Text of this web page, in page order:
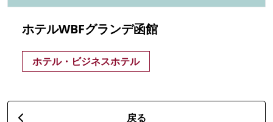
ホテルWBFグランデ函館
ホテル・ビジネスホテル
戻る